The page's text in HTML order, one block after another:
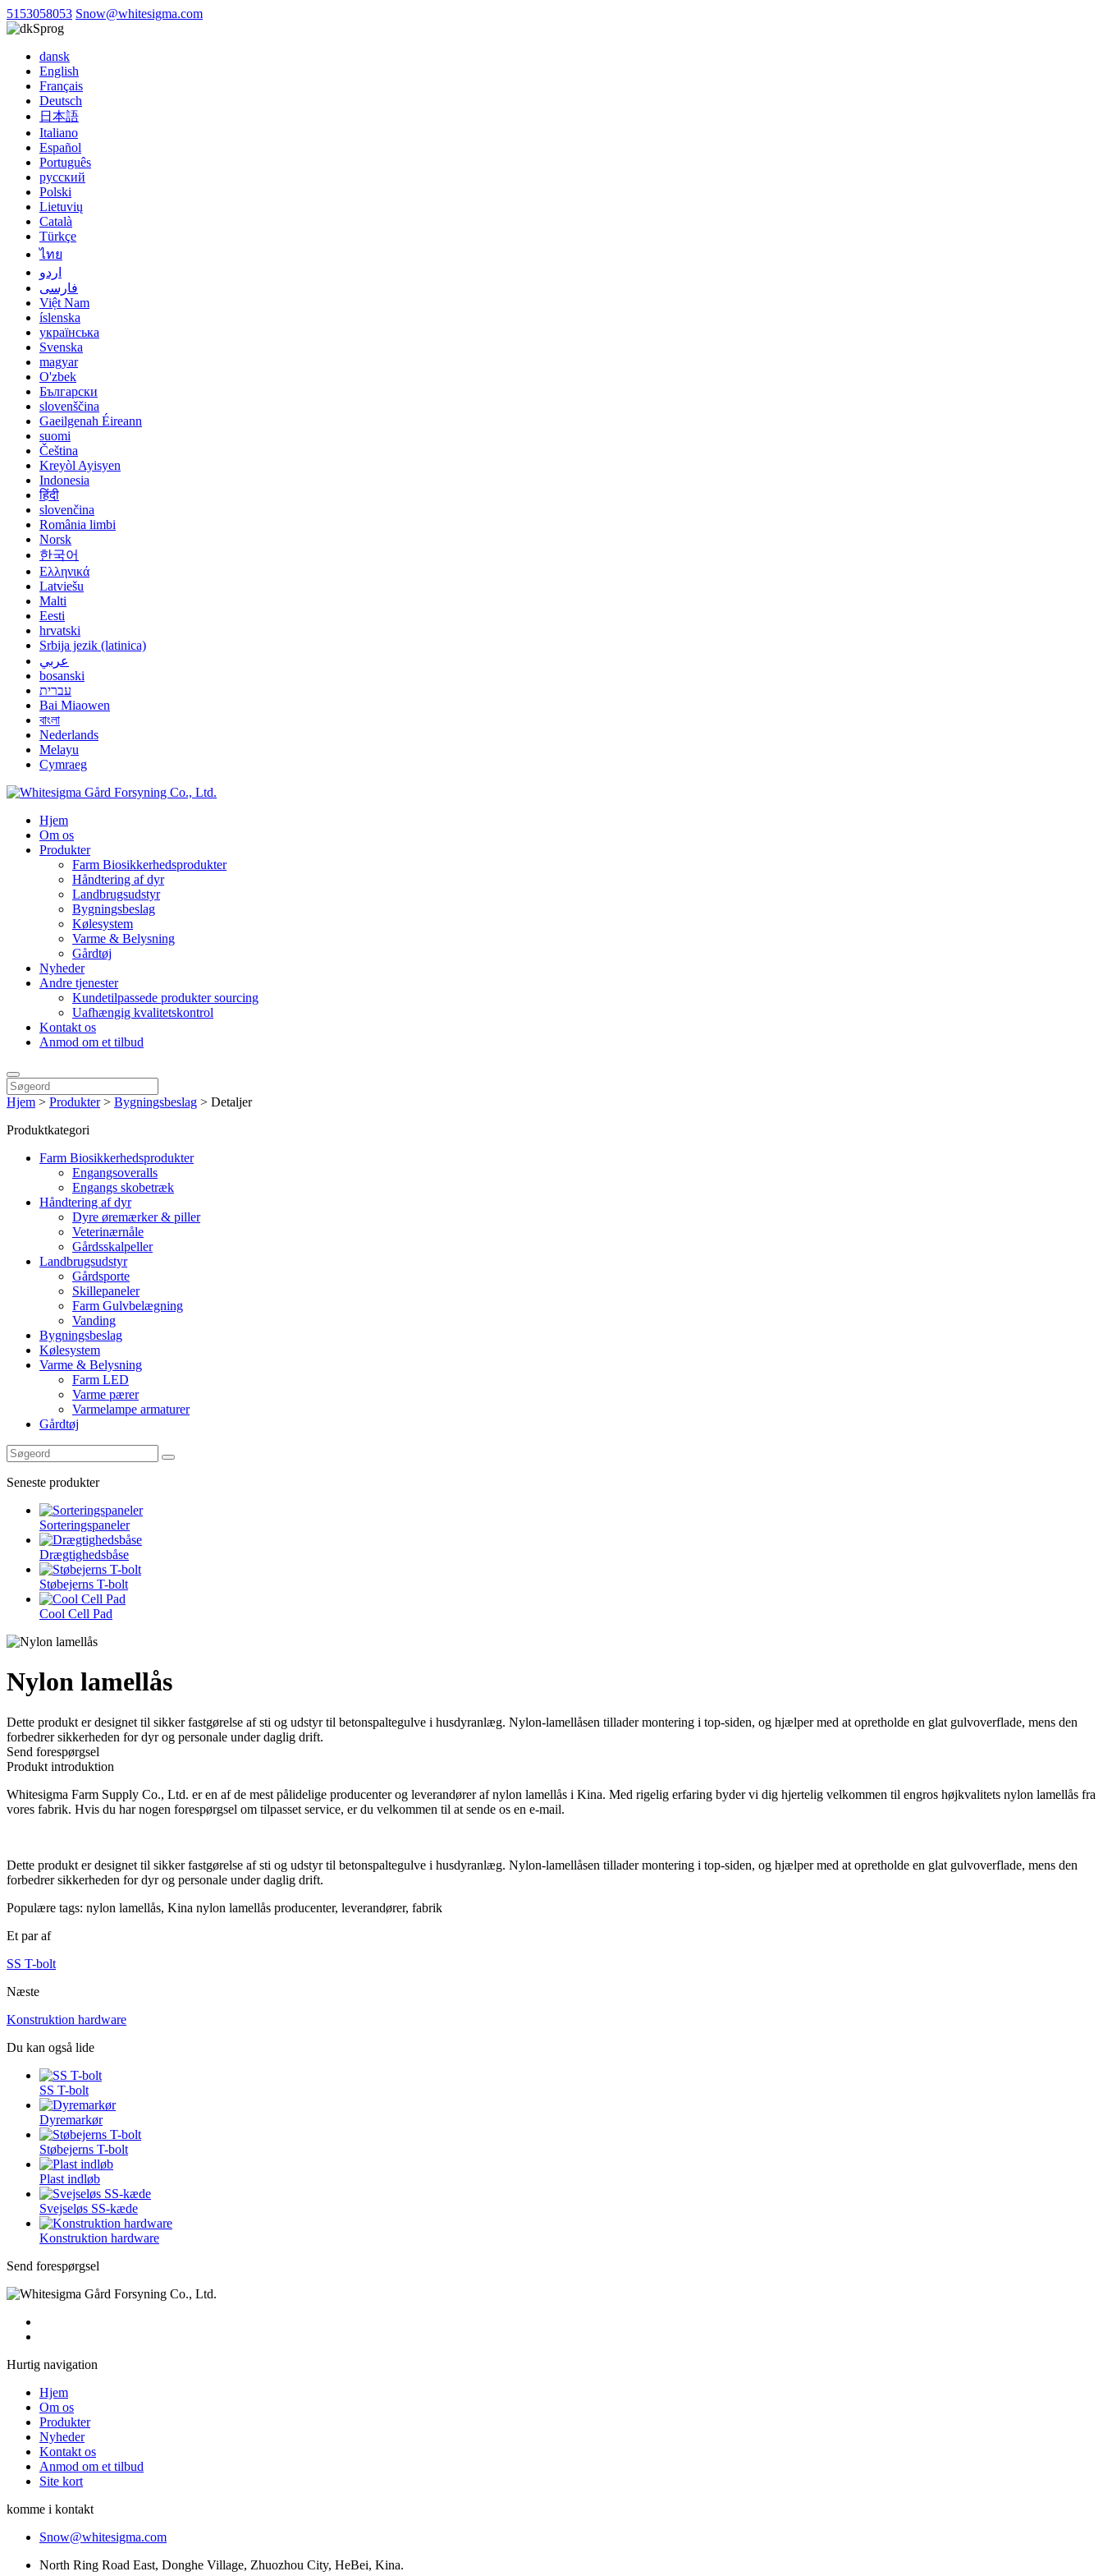
5153058053 Snow@whitesigma.com
Sprog
dansk
English
Français
Deutsch
日本語
Italiano
Español
Português
русский
Polski
Lietuvių
Català
Türkçe
ไทย
اردو
فارسی
Việt Nam
íslenska
українська
Svenska
magyar
O'zbek
Български
slovenščina
Gaeilgenah Éireann
suomi
Čeština
Kreyòl Ayisyen
Indonesia
हिंदी
slovenčina
România limbi
Norsk
한국어
Ελληνικά
Latviešu
Malti
Eesti
hrvatski
Srbija jezik (latinica)
عربي
bosanski
עברית
Bai Miaowen
বাংলা
Nederlands
Melayu
Cymraeg
Hjem
Om os
Produkter
Farm Biosikkerhedsprodukter
Håndtering af dyr
Landbrugsudstyr
Bygningsbeslag
Kølesystem
Varme & Belysning
Gårdtøj
Nyheder
Andre tjenester
Kundetilpassede produkter sourcing
Uafhængig kvalitetskontrol
Kontakt os
Anmod om et tilbud
Hjem > Produkter> Bygningsbeslag > Detaljer
Produktkategori
Farm Biosikkerhedsprodukter
Engangsoveralls
Engangs skobetræk
Håndtering af dyr
Dyre øremærker & piller
Veterinærnåle
Gårdsskalpeller
Landbrugsudstyr
Gårdsporte
Skillepaneler
Farm Gulvbelægning
Vanding
Bygningsbeslag
Kølesystem
Varme & Belysning
Farm LED
Varme pærer
Varmelampe armaturer
Gårdtøj
Seneste produkter
Sorteringspaneler
Drægtighedsbåse
Støbejerns T-bolt
Cool Cell Pad
Nylon lamellås
Dette produkt er designet til sikker fastgørelse af sti og udstyr til betonspaltegulve i husdyranlæg. Nylon-lamellåsen tillader montering i top-siden, og hjælper med at opretholde en glat gulvoverflade, mens den
forbedrer sikkerheden for dyr og personale under daglig drift.
Send forespørgsel
Produkt introduktion
Whitesigma Farm Supply Co., Ltd. er en af ​​de mest pålidelige producenter og leverandører af nylon lamellås i Kina. Med rigelig erfaring byder vi dig hjertelig velkommen til engros højkvalitets nylon lamellås fra
vores fabrik. Hvis du har nogen forespørgsel om tilpasset service, er du velkommen til at sende os en e-mail.
Dette produkt er designet til sikker fastgørelse af sti og udstyr til betonspaltegulve i husdyranlæg. Nylon-lamellåsen tillader montering i top-siden, og hjælper med at opretholde en glat gulvoverflade, mens den
forbedrer sikkerheden for dyr og personale under daglig drift.
Populære tags: nylon lamellås, Kina nylon lamellås producenter, leverandører, fabrik
Et par af
SS T-bolt
Næste
Konstruktion hardware
Du kan også lide
SS T-bolt
Dyremarkør
Støbejerns T-bolt
Plast indløb
Svejseløs SS-kæde
Konstruktion hardware
Send forespørgsel
Hurtig navigation
Hjem
Om os
Produkter
Nyheder
Kontakt os
Anmod om et tilbud
Site kort
komme i kontakt
Snow@whitesigma.com
North Ring Road East, Donghe Village, Zhuozhou City, HeBei, Kina.